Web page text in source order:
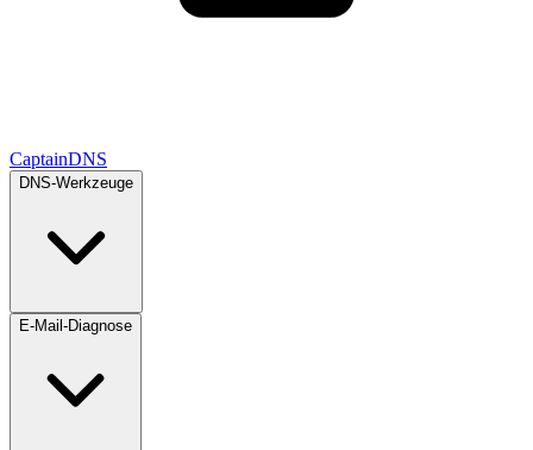
CaptainDNS
DNS-Werkzeuge
E-Mail-Diagnose